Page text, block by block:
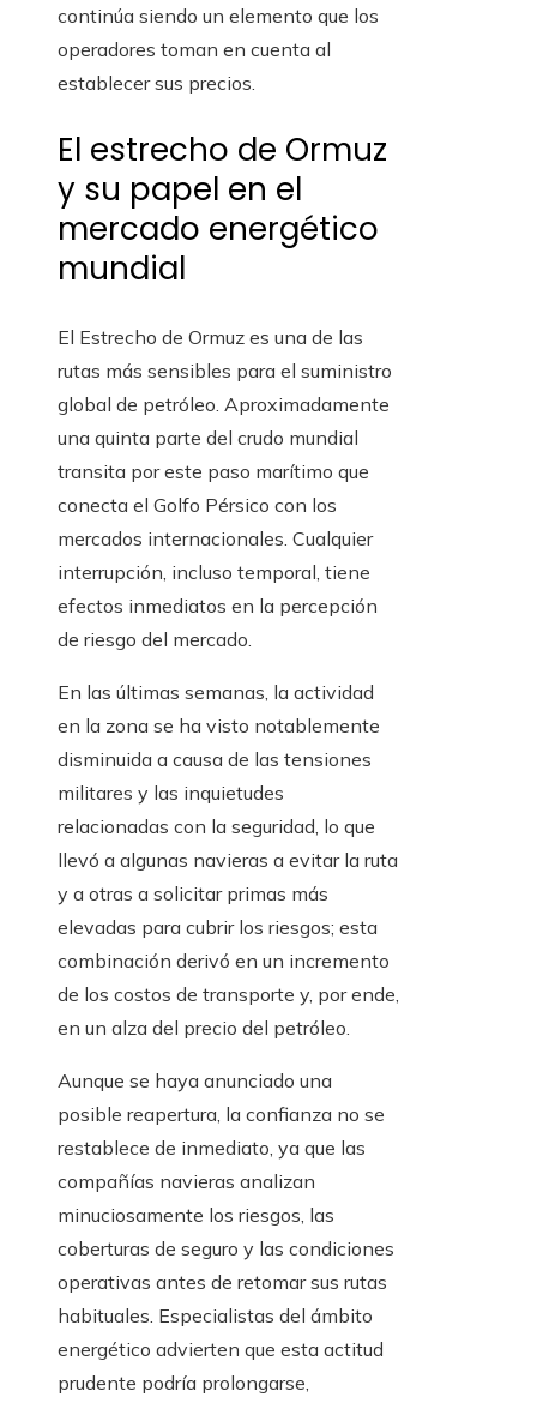
continúa siendo un elemento que los
operadores toman en cuenta al
establecer sus precios.
El estrecho de Ormuz
y su papel en el
mercado energético
mundial
El Estrecho de Ormuz es una de las
rutas más sensibles para el suministro
global de petróleo. Aproximadamente
una quinta parte del crudo mundial
transita por este paso marítimo que
conecta el Golfo Pérsico con los
mercados internacionales. Cualquier
interrupción, incluso temporal, tiene
efectos inmediatos en la percepción
de riesgo del mercado.
En las últimas semanas, la actividad
en la zona se ha visto notablemente
disminuida a causa de las tensiones
militares y las inquietudes
relacionadas con la seguridad, lo que
llevó a algunas navieras a evitar la ruta
y a otras a solicitar primas más
elevadas para cubrir los riesgos; esta
combinación derivó en un incremento
de los costos de transporte y, por ende,
en un alza del precio del petróleo.
Aunque se haya anunciado una
posible reapertura, la confianza no se
restablece de inmediato, ya que las
compañías navieras analizan
minuciosamente los riesgos, las
coberturas de seguro y las condiciones
operativas antes de retomar sus rutas
habituales. Especialistas del ámbito
energético advierten que esta actitud
prudente podría prolongarse,